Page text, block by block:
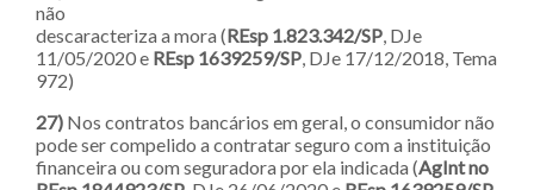
não
descaracteriza a mora (REsp 1.823.342/SP , DJe
11/05/2020 e REsp 1639259/SP , DJe 17/12/2018, Tema
972)
27) Nos contratos bancários em geral, o consumidor não
pode ser compelido a contratar seguro com a instituição
financeira ou com seguradora por ela indicada (AgInt no